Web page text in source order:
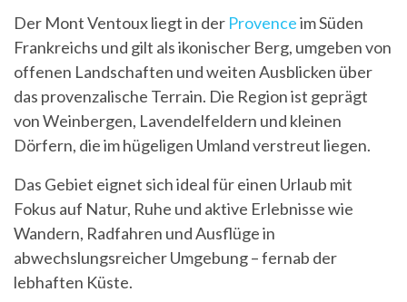
Der Mont Ventoux liegt in der Provenceim Süden
Frankreichs und gilt als ikonischer Berg, umgeben von
offenen Landschaften und weiten Ausblicken über
das provenzalische Terrain. Die Region ist geprägt
von Weinbergen, Lavendelfeldern und kleinen
Dörfern, die im hügeligen Umland verstreut liegen.
Das Gebiet eignet sich ideal für einen Urlaub mit
Fokus auf Natur, Ruhe und aktive Erlebnisse wie
Wandern, Radfahren und Ausflüge in
abwechslungsreicher Umgebung – fernab der
lebhaften Küste.